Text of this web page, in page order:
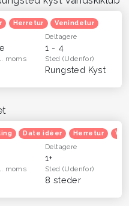
Herretur Venindetur
Deltagere
1 - 4
moms Sted(Udenfor)
Rungsted Kyst
Date idéer Herretur
Deltagere
1+
moms Sted(Udenfor)
8 steder